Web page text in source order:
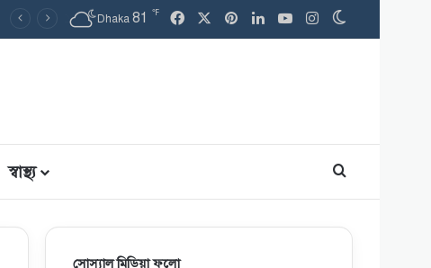
Dhaka 81 ℉ Facebook PinterestLinkedInYouTubeInstagram
স্বাস্থ্য Search for
সোস্যাল মিডিয়া ফলো